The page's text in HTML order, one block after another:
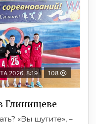
2026, 8:19 108
Глинищеве
«Вы шутите», –